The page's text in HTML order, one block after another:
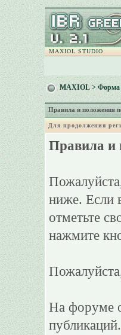
MAXIOL STUDIO
MAXIOL> Форма
Правила и положения
Для продолжения
Правила и
ниже. Если
отметьте
нажмите
На форуме